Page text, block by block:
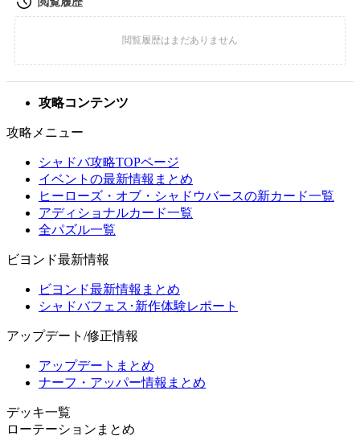
攻略コンテンツ
攻略メニュー
シャドバ攻略TOPページ
イベントの最新情報まとめ
ヒーローズ・オブ・シャドウバースの新カード一覧
アディショナルカード一覧
全パズル一覧
ビヨンド最新情報
ビヨンド最新情報まとめ
シャドバフェス･新作体験レポート
アップデート/修正情報
アップデートまとめ
ナーフ・アッパー情報まとめ
デッキ一覧
ローテーションまとめ